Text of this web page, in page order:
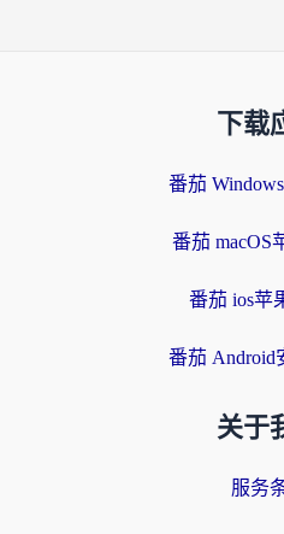
下载
番茄
番茄 macOS
番茄 ios苹
番茄 Android
关于
服务